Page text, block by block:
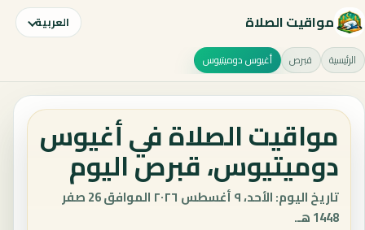
مواقيت الصلاة العربية
الرئيسية قبرص أغيوس دوميتيوس
مواقيت الصلاة في أغيوس
دوميتيوس، قبرص اليوم
تاريخ اليوم: الأحد، ٩ أغسطس ٢٠٢٦ الموافق 26 صفر
1448 هـ.